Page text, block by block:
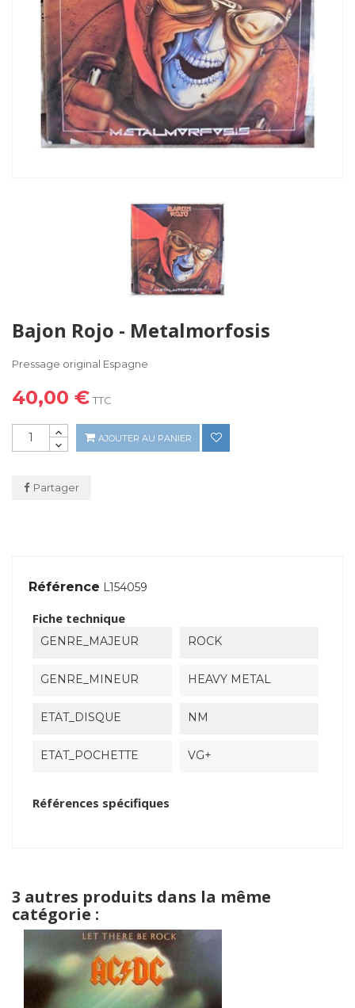
Bajon Rojo - Metalmorfosis
Pressage original Espagne
40,00 € TTC
AJOUTER AU PANIER
Partager
Référence L154059
Fiche technique
GENRE_MAJEUR ROCK
GENRE_MINEUR HEAVY METAL
ETAT_DISQUE NM
ETAT_POCHETTE VG+
Références spécifiques
3 autres produits dans la même
catégorie :